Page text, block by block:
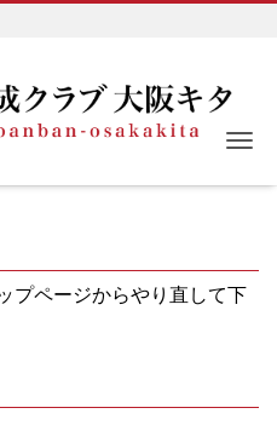
プページからやり直して下